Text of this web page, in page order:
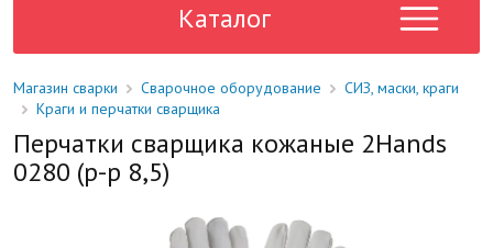
уточните у менеджера.
Каталог
Магазин сварки Сварочное оборудование
СИЗ, маски, краги
Краги и перчатки сварщика
Перчатки сварщика кожаные 2Hands
0280 (р-р 8,5)